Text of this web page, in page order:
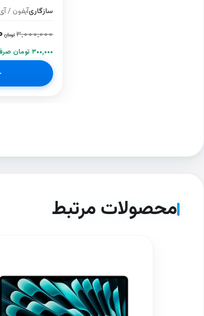
سازگاریآیفون /
۳,۰۰۰,۰۰۰تومان
۳۰۰,۰۰۰ تومان صرفه‌جویی
محصولات مرتبط